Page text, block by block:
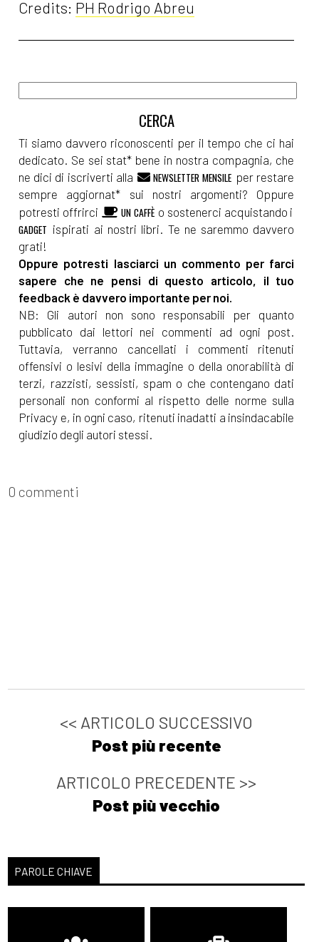
Credits: PH Rodrigo Abreu
Ti siamo davvero riconoscenti per il tempo che ci hai
dedicato. Se sei stat* bene in nostra compagnia, che
ne dici di iscriverti alla
NEWSLETTER MENSILE per restare
sempre aggiornat* sui nostri argomenti? Oppure
potresti offrirci
UN CAFFÈ o sostenerci acquistando i
GADGET ispirati ai nostri libri. Te ne saremmo davvero
grati!
Oppure potresti lasciarci un commento per farci
sapere che ne pensi di questo articolo, il tuo
feedback è davvero importante per noi.
NB: Gli autori non sono responsabili per quanto
pubblicato dai lettori nei commenti ad ogni post.
Tuttavia, verranno cancellati i commenti ritenuti
offensivi o lesivi della immagine o della onorabilità di
terzi, razzisti, sessisti, spam o che contengano dati
personali non conformi al rispetto delle norme sulla
Privacy e, in ogni caso, ritenuti inadatti a insindacabile
giudizio degli autori stessi.
0 commenti
<< ARTICOLO SUCCESSIVO
Post più recente
ARTICOLO PRECEDENTE >>
Post più vecchio
PAROLE CHIAVE